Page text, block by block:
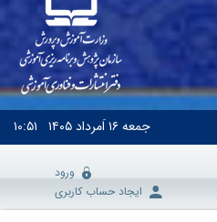
جمعه۱۶ اَمرداد ۱۴۰۵ ۱۰:۵۱
ورود
ایجاد حساب کاربری